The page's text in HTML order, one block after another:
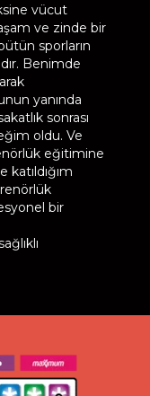
vücut
ve zinde bir
sporların
Benimde
yanında
sonrası
oldu. Ve
eğitimine
bir